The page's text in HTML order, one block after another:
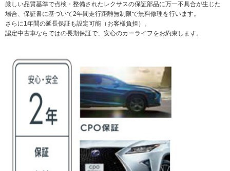
厳しい品質基準で点検・整備されたレクサスの保証部品に万一不具合が生じた
場合、保証書に基づいて2年間走行距離無制限で無料修理を行います。
さらに1年間の延長保証も設定可能（お客様負担）。
認定中古車ならではの長期保証で、安心のカーライフをお約束します。